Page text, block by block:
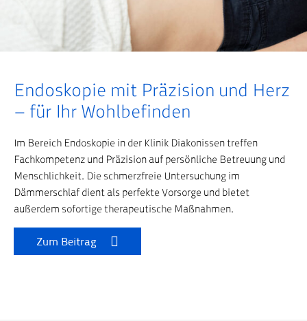
Startseite
Der Bereich Endoskopie in der Klinik
Diakonissen Linz
Endoskopie mit Präzision und Herz
– für Ihr Wohlbefinden
Im Bereich Endoskopie in der Klinik Diakonissen treffen
Fachkompetenz und Präzision auf persönliche Betreuung und
Menschlichkeit. Die schmerzfreie Untersuchung im
Dämmerschlaf dient als perfekte Vorsorge und bietet
außerdem sofortige therapeutische Maßnahmen.
Zum Beitrag